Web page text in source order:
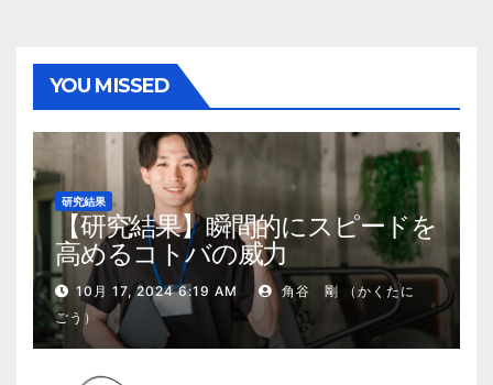
YOU MISSED
研究結果
【研究結果】瞬間的にスピードを
高めるコトバの威力
10月 17, 2024 6:19 AM
角谷 剛 （かくたに
ごう）